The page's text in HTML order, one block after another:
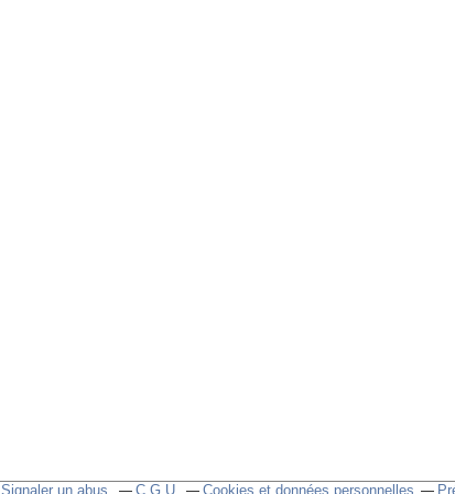
Signaler un abus C.G.U. Cookies et données personnelles